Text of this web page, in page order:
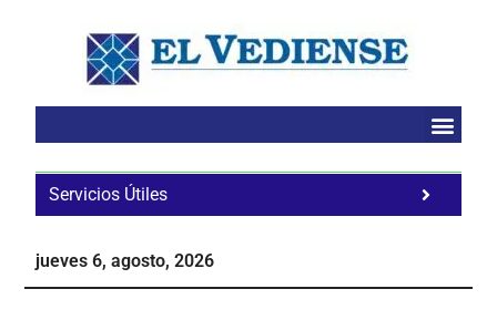
Servicios Útiles
jueves 6, agosto, 2026